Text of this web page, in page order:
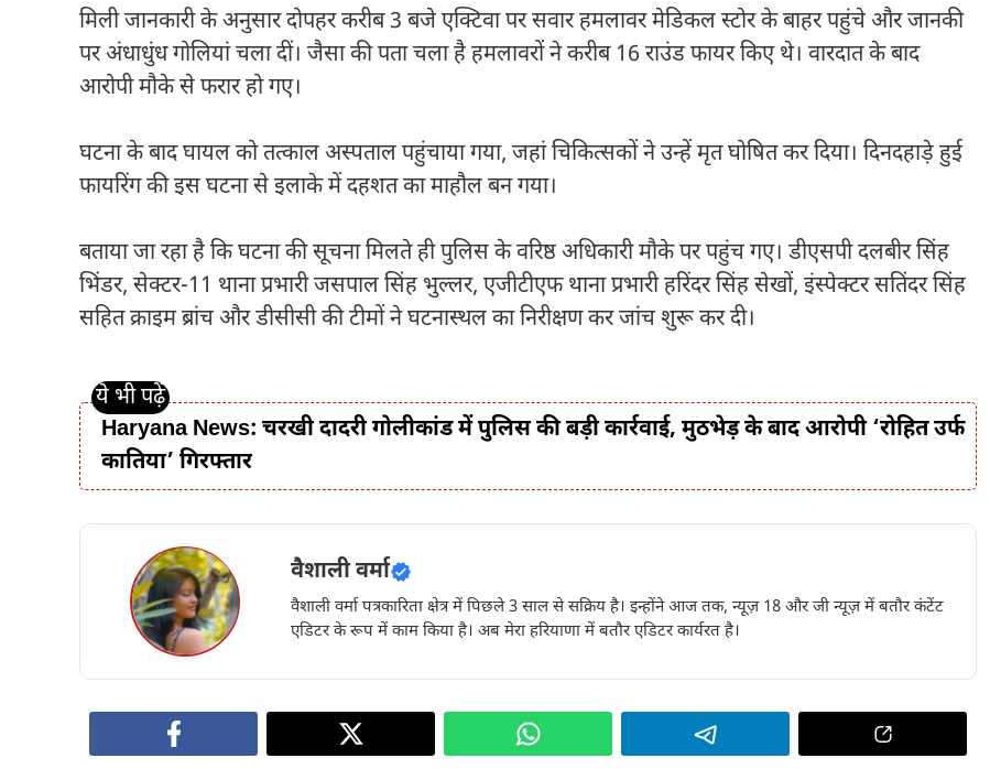
मिली जानकारी के अनुसार दोपहर करीब 3 बजे एक्टिवा पर सवार हमलावर मेडिकल स्टोर के बाहर पहुंचे और जानकी
पर अंधाधुंध गोलियां चला दीं। जैसा की पता चला है हमलावरों ने करीब 16 राउंड फायर किए थे। वारदात के बाद
आरोपी मौके से फरार हो गए।
घटना के बाद घायल को तत्काल अस्पताल पहुंचाया गया, जहां चिकित्सकों ने उन्हें मृत घोषित कर दिया। दिनदहाड़े हुई
फायरिंग की इस घटना से इलाके में दहशत का माहौल बन गया।
बताया जा रहा है कि घटना की सूचना मिलते ही पुलिस के वरिष्ठ अधिकारी मौके पर पहुंच गए। डीएसपी दलबीर सिंह
भिंडर, सेक्टर-11 थाना प्रभारी जसपाल सिंह भुल्लर, एजीटीएफ थाना प्रभारी हरिंदर सिंह सेखों, इंस्पेक्टर सतिंदर सिंह
सहित क्राइम ब्रांच और डीसीसी की टीमों ने घटनास्थल का निरीक्षण कर जांच शुरू कर दी।
Haryana News: चरखी दादरी गोलीकांड में पुलिस की बड़ी कार्रवाई, मुठभेड़ के बाद आरोपी ‘रोहित उर्फ
कातिया’ गिरफ्तार
वैशाली वर्मा
वैशाली वर्मा पत्रकारिता क्षेत्र में पिछले 3 साल से सक्रिय है। इन्होंने आज तक, न्यूज़ 18 और जी न्यूज़ में बतौर कंटेंट
एडिटर के रूप में काम किया है। अब मेरा हरियाणा में बतौर एडिटर कार्यरत है।